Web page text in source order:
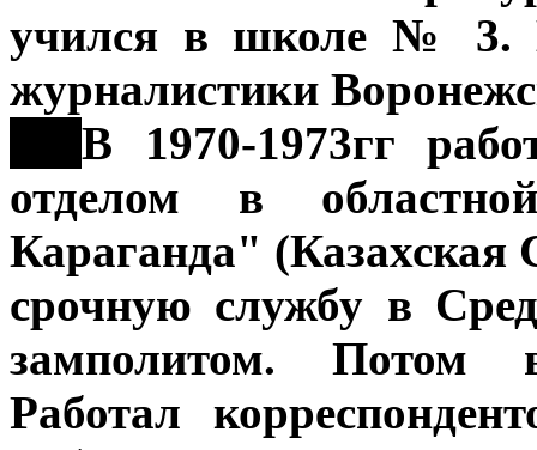
учился в школе № 3.
журналистики
В 1970-1973гг
отделом в
Караганда" (Казахская
срочную службу в
замполитом. Потом
Работал